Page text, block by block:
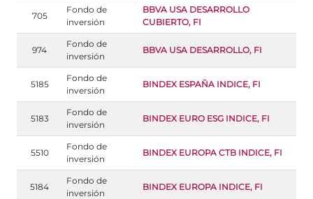
705
Fondo de
inversión
BBVA USA DESARROLLO
CUBIERTO, FI
974
Fondo de
inversión
BBVA USA DESARROLLO, FI
5185
Fondo de
inversión
BINDEX ESPAÑA INDICE, FI
5183
Fondo de
inversión
BINDEX EURO ESG INDICE, FI
5510
Fondo de
inversión
BINDEX EUROPA CTB INDICE, FI
5184
Fondo de
inversión
BINDEX EUROPA INDICE, FI